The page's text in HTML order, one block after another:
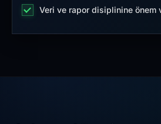
Veri ve rapor disiplinine önem